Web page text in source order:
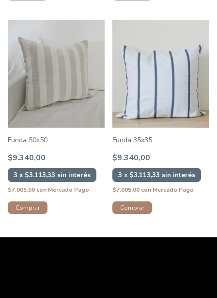
Funda 50x50
$9.340,00
3 x $3.113,33 sin interés
$7.005,00 con Mercado Pago
Funda 35x35
$9.340,00
3 x $3.113,33 sin interés
$7.005,00 con Mercado Pago